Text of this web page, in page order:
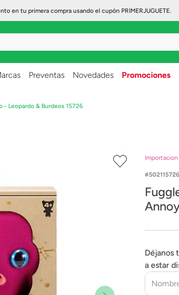
en tu primera compra usando el cupón PRIMERJUGUETE.
Preventas Novedades Promociones
Leopardo & Burdeos 15726
Déjanos
a estar